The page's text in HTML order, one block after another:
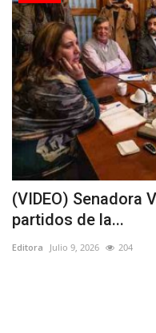
(VIDEO) Senadora
partidos de la...
Editora Julio 9, 2026 204